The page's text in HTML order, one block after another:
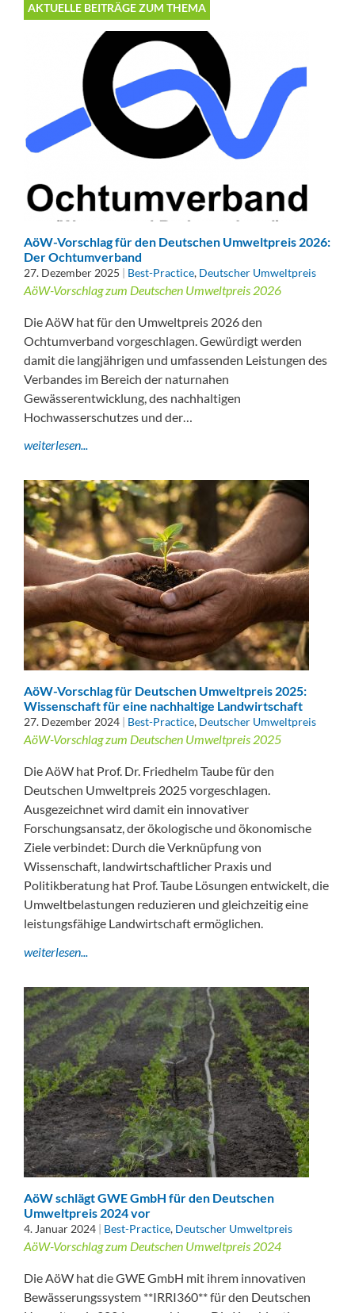
AKTUELLE BEITRÄGE ZUM THEMA
AöW-Vorschlag für den Deutschen Umweltpreis 2026:
Der Ochtumverband
27. Dezember 2025 | Best-Practice, Deutscher Umweltpreis
AöW-Vorschlag zum Deutschen Umweltpreis 2026
Die AöW hat für den Umweltpreis 2026 den
Ochtumverband vorgeschlagen. Gewürdigt werden
damit die langjährigen und umfassenden Leistungen des
Verbandes im Bereich der naturnahen
Gewässerentwicklung, des nachhaltigen
Hochwasserschutzes und der…
weiterlesen...
AöW-Vorschlag für Deutschen Umweltpreis 2025:
Wissenschaft für eine nachhaltige Landwirtschaft
27. Dezember 2024 | Best-Practice, Deutscher Umweltpreis
AöW-Vorschlag zum Deutschen Umweltpreis 2025
Die AöW hat Prof. Dr. Friedhelm Taube für den
Deutschen Umweltpreis 2025 vorgeschlagen.
Ausgezeichnet wird damit ein innovativer
Forschungsansatz, der ökologische und ökonomische
Ziele verbindet: Durch die Verknüpfung von
Wissenschaft, landwirtschaftlicher Praxis und
Politikberatung hat Prof. Taube Lösungen entwickelt, die
Umweltbelastungen reduzieren und gleichzeitig eine
leistungsfähige Landwirtschaft ermöglichen.
weiterlesen...
AöW schlägt GWE GmbH für den Deutschen
Umweltpreis 2024 vor
4. Januar 2024 | Best-Practice, Deutscher Umweltpreis
AöW-Vorschlag zum Deutschen Umweltpreis 2024
Die AöW hat die GWE GmbH mit ihrem innovativen
Bewässerungssystem **IRRI360** für den Deutschen